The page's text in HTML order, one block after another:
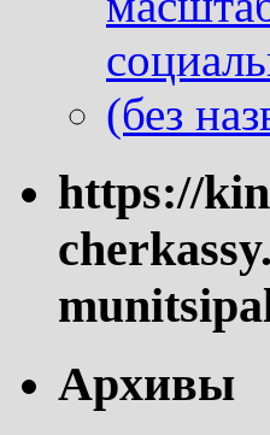
(без
https://
Архивы